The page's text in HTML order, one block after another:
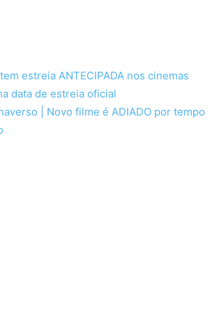
estreia ANTECIPADA nos cinemas
data de estreia oficial
| Novo filme é ADIADO por tempo